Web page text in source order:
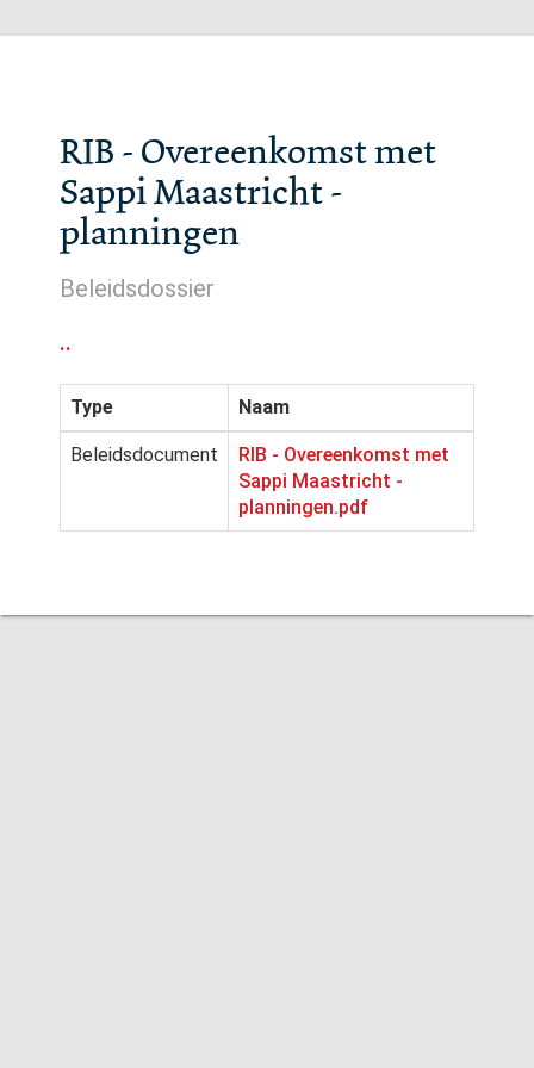
RIB - Overeenkomst met
Sappi Maastricht -
planningen
Beleidsdossier
..
Type Naam
Beleidsdocument
RIB - Overeenkomst met
Sappi Maastricht -
planningen.pdf